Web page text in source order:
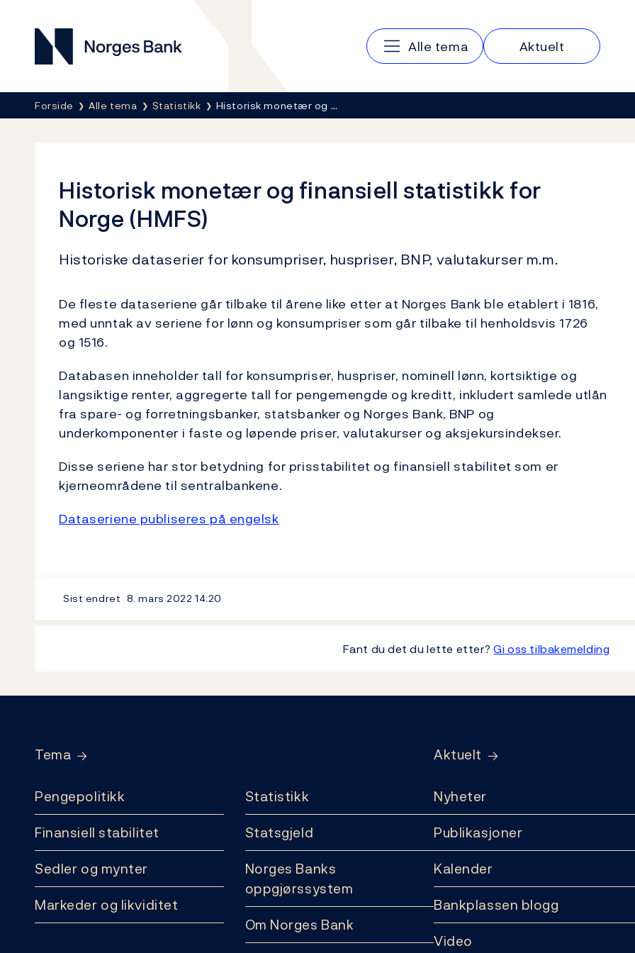
Norges Bank
Hovedmeny
Alle tema Aktuelt
Her er du nå:
Forside Alle tema Statistikk Historisk monetær og …
Historisk monetær og finansiell statistikk for
Norge (HMFS)
Historiske dataserier for konsumpriser, huspriser, BNP, valutakurser m.m.
De fleste dataseriene går tilbake til årene like etter at Norges Bank ble etablert i 1816,
med unntak av seriene for lønn og konsumpriser som går tilbake til henholdsvis 1726
og 1516.
Databasen inneholder tall for konsumpriser, huspriser, nominell lønn, kortsiktige og
langsiktige renter, aggregerte tall for pengemengde og kreditt, inkludert samlede utlån
fra spare- og forretningsbanker, statsbanker og Norges Bank, BNP og
underkomponenter i faste og løpende priser, valutakurser og aksjekursindekser.
Disse seriene har stor betydning for prisstabilitet og finansiell stabilitet som er
kjerneområdene til sentralbankene.
Dataseriene publiseres på engelsk
Sist endret 8. mars 202214:20
Fant du det du lette etter?Gi oss tilbakemelding
Tema
Pengepolitikk
Finansiell stabilitet
Sedler og mynter
Markeder og likviditet
Statistikk
Statsgjeld
Norges Banks
oppgjørssystem
Om Norges Bank
Aktuelt
Nyheter
Publikasjoner
Kalender
Bankplassen blogg
Video